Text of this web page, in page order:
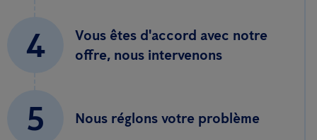
4
Vous êtes d'accord avec notre
offre, nous intervenons
5 Nous réglons votre problème